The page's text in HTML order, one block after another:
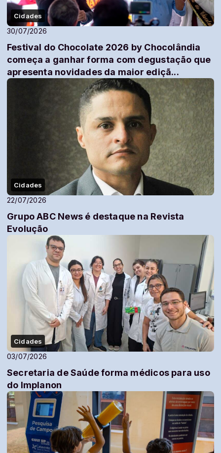
Cidades
30/07/2026
Festival do Chocolate 2026 by Chocolândia
começa a ganhar forma com degustação que
apresenta novidades da maior ediçã...
Cidades
22/07/2026
Grupo ABC News é destaque na Revista
Evolução
Cidades
03/07/2026
Secretaria de Saúde forma médicos para uso
do Implanon